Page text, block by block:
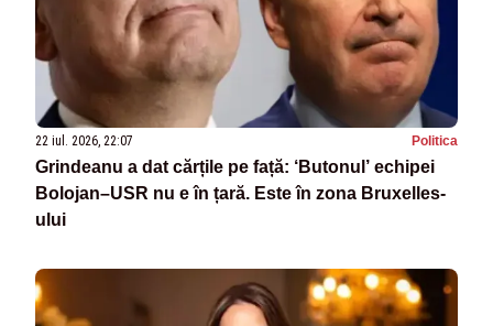
22 iul. 2026, 22:07 Politica
Grindeanu a dat cărțile pe față: ‘Butonul’ echipei
Bolojan–USR nu e în țară. Este în zona Bruxelles-
ului